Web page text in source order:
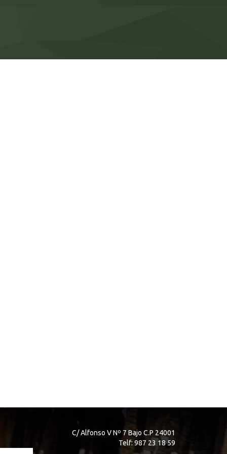
C/ Alfonso V Nº 7 Bajo C.P 24001
Telf: 987 23 18 59